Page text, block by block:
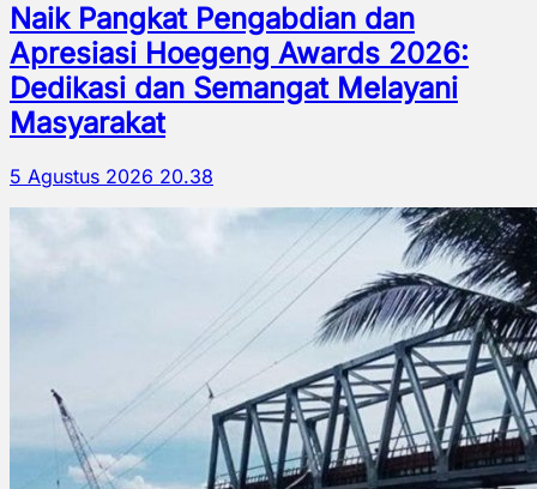
Naik Pangkat Pengabdian dan
Apresiasi Hoegeng Awards 2026:
Dedikasi dan Semangat Melayani
Masyarakat
5 Agustus 2026 20.38